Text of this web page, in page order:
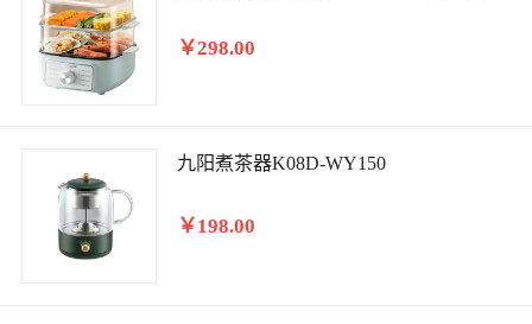
￥298.00
九阳煮茶器K08D-WY150
￥198.00